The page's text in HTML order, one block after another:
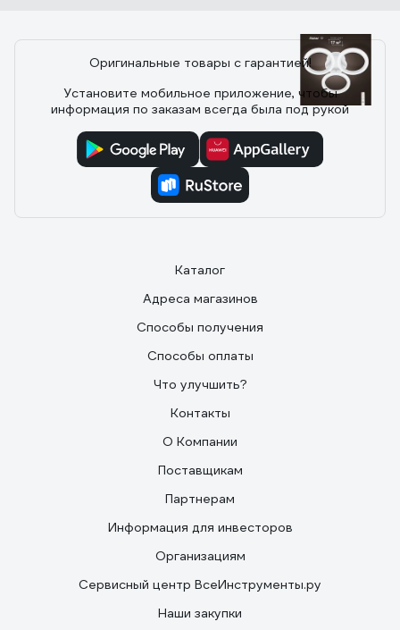
251 отзыв
Отзыв о люстре RITTER ROLO с ДУ 52Вт,
2700К/4200К/6400К, 3400Лм, 385x80мм
освещает комнату 17кв.м.
Оригинальные товары с гарантией!
Установите мобильное приложение, чтобы
информация по заказам всегда была под рукой
Каталог
Адреса магазинов
Способы получения
Способы оплаты
Что улучшить?
Контакты
О Компании
Поставщикам
Партнерам
Информация для инвесторов
Организациям
Сервисный центр ВсеИнструменты.ру
Наши закупки